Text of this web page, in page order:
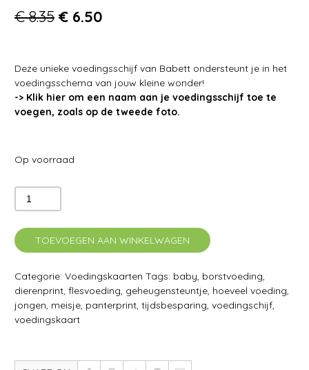
€8.35 € 6.50
Deze unieke voedingsschijf van Babett ondersteunt je in het
voedingsschema van jouw kleine wonder!
-> Klik hier om een naam aan je voedingsschijf toe te
voegen, zoals op de tweede foto.
Op voorraad
TOEVOEGEN AAN WINKELWAGEN
Categorie: Voedingskaarten Tags: baby borstvoeding
dierenprint flesvoeding geheugensteuntje hoeveel voeding
jongen meisje panterprint tijdsbesparing voedingschijf
voedingskaart